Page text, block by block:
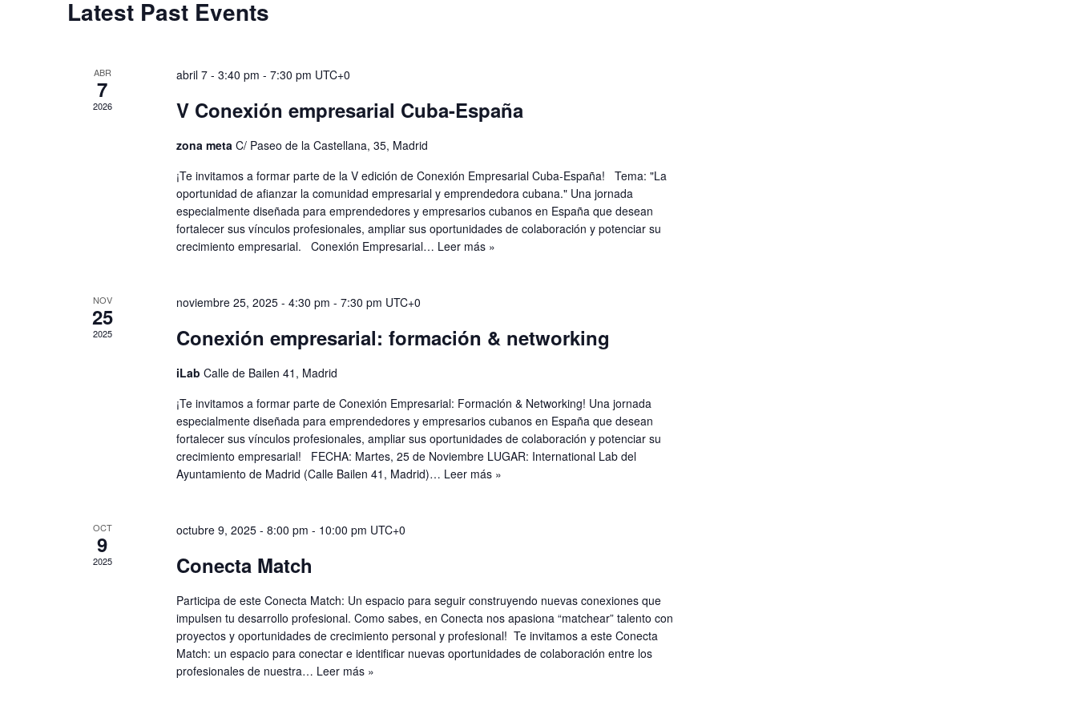
Navigation
Latest Past Events
ABR
7
2026
abril 7 - 3:40 pm - 7:30 pm UTC+0
V Conexión empresarial Cuba-España
zona meta C/ Paseo de la Castellana, 35, Madrid
¡Te invitamos a formar parte de la V edición de Conexión Empresarial Cuba-España! Tema: "La
oportunidad de afianzar la comunidad empresarial y emprendedora cubana." Una jornada
especialmente diseñada para emprendedores y empresarios cubanos en España que desean
fortalecer sus vínculos profesionales, ampliar sus oportunidades de colaboración y potenciar su
crecimiento empresarial. Conexión Empresarial… Leer más »
NOV
25
2025
noviembre 25, 2025 - 4:30 pm - 7:30 pm UTC+0
Conexión empresarial: formación & networking
iLab Calle de Bailen 41, Madrid
¡Te invitamos a formar parte de Conexión Empresarial: Formación & Networking! Una jornada
especialmente diseñada para emprendedores y empresarios cubanos en España que desean
fortalecer sus vínculos profesionales, ampliar sus oportunidades de colaboración y potenciar su
crecimiento empresarial! FECHA: Martes, 25 de Noviembre LUGAR: International Lab del
Ayuntamiento de Madrid (Calle Bailen 41, Madrid)… Leer más »
OCT
9
2025
octubre 9, 2025 - 8:00 pm - 10:00 pm UTC+0
Conecta Match
Participa de este Conecta Match: Un espacio para seguir construyendo nuevas conexiones que
impulsen tu desarrollo profesional. Como sabes, en Conecta nos apasiona “matchear” talento con
proyectos y oportunidades de crecimiento personal y profesional! Te invitamos a este Conecta
Match: un espacio para conectar e identificar nuevas oportunidades de colaboración entre los
profesionales de nuestra… Leer más »